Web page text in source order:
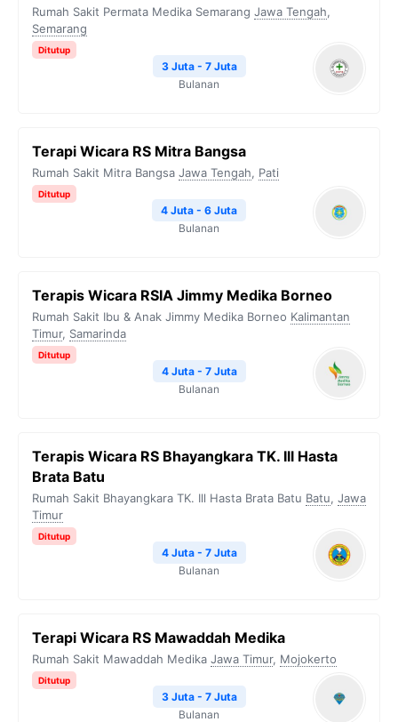
Rumah Sakit Permata Medika Semarang Jawa Tengah,
Semarang
Ditutup
3 Juta - 7 Juta
Bulanan
Terapi Wicara RS Mitra Bangsa
Rumah Sakit Mitra Bangsa Jawa Tengah, Pati
Ditutup
4 Juta - 6 Juta
Bulanan
Terapis Wicara RSIA Jimmy Medika Borneo
Rumah Sakit Ibu & Anak Jimmy Medika Borneo Kalimantan
Timur, Samarinda
Ditutup
4 Juta - 7 Juta
Bulanan
Terapis Wicara RS Bhayangkara TK. Ill Hasta
Brata Batu
Rumah Sakit Bhayangkara TK. Ill Hasta Brata Batu Batu, Jawa
Timur
Ditutup
4 Juta - 7 Juta
Bulanan
Terapi Wicara RS Mawaddah Medika
Rumah Sakit Mawaddah Medika Jawa Timur, Mojokerto
Ditutup
3 Juta - 7 Juta
Bulanan